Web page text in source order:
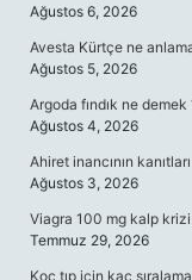
Ağustos 6, 2026
Avesta Kürtçe ne
Ağustos 5, 2026
Argoda fındık ne demek
Ağustos 4, 2026
Ahiret inancının
Ağustos 3, 2026
Viagra 100 mg kalp
Temmuz 29, 2026
Koç tıp için kaç